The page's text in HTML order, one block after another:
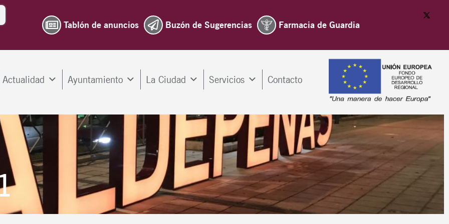
Tablón de anuncios Buzón de Sugerencias Farmacia de Guardia
Actualidad Ayuntamiento La Ciudad Servicios Contacto